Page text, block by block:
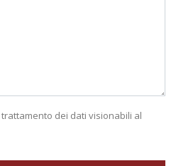
dei dati visionabili al